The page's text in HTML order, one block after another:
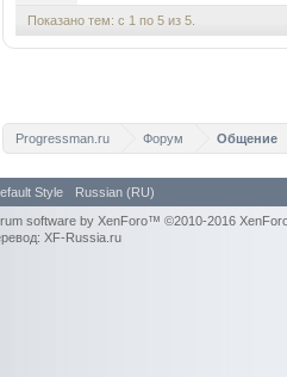
Показано тем: с 1 по 5 из 5.
Progressman.ru Форум Общение
Style Russian (RU)
software by XenForo™ ©2010-2016
XF-Russia.ru